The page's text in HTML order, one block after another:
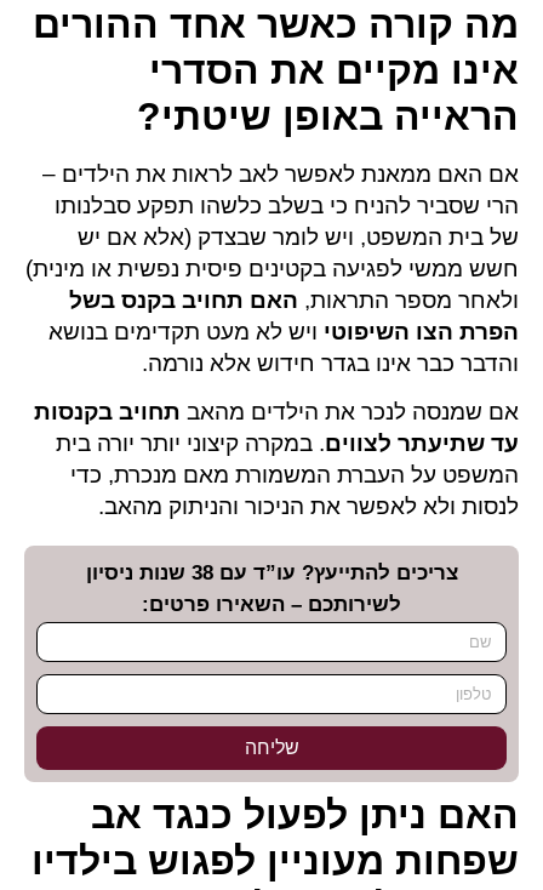
מה קורה כאשר אחד ההורים
אינו מקיים את הסדרי
הראייה באופן שיטתי?
אם האם ממאנת לאפשר לאב לראות את הילדים –
הרי שסביר להניח כי בשלב כלשהו תפקע סבלנותו
של בית המשפט, ויש לומר שבצדק (אלא אם יש
חשש ממשי לפגיעה בקטינים פיסית נפשית או מינית)
ולאחר מספר התראות, האם תחויב בקנס בשל
הפרת הצו השיפוטי ויש לא מעט תקדימים בנושא
והדבר כבר אינו בגדר חידוש אלא נורמה.
אם שמנסה לנכר את הילדים מהאב תחויב בקנסות
עד שתיעתר לצווים. במקרה קיצוני יותר יורה בית
המשפט על העברת המשמורת מאם מנכרת, כדי
לנסות ולא לאפשר את הניכור והניתוק מהאב.
צריכים להתייעץ? עו”ד עם 38 שנות ניסיון
לשירותכם – השאירו פרטים:
שליחה
האם ניתן לפעול כנגד אב
שפחות מעוניין לפגוש בילדיו